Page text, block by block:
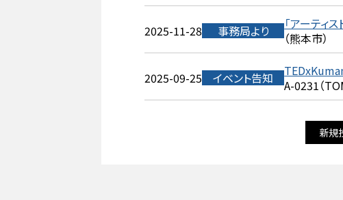
2025-11-28 事務局より
「アーティ
（熊本市）
2025-09-25 イベント告知
A-0231（
新規